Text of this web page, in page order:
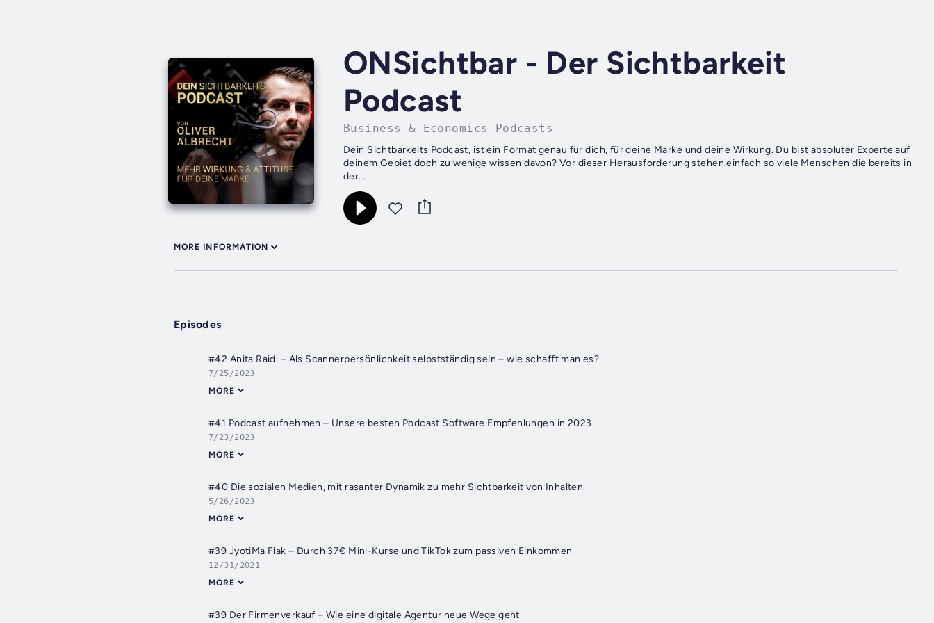
ONSichtbar - Der Sichtbarkeit
Podcast
Business & Economics Podcasts
Dein Sichtbarkeits Podcast, ist ein Format genau für dich, für deine Marke und deine Wirkung. Du bist absoluter Experte auf
deinem Gebiet doch zu wenige wissen davon? Vor dieser Herausforderung stehen einfach so viele Menschen die bereits in
der...
MORE INFORMATION
Episodes
#42 Anita Raidl – Als Scannerpersönlichkeit selbstständig sein – wie schafft man es?
7/25/2023
MORE
#41 Podcast aufnehmen – Unsere besten Podcast Software Empfehlungen in 2023
7/23/2023
MORE
#40 Die sozialen Medien, mit rasanter Dynamik zu mehr Sichtbarkeit von Inhalten.
5/26/2023
MORE
#39 JyotiMa Flak – Durch 37€ Mini-Kurse und TikTok zum passiven Einkommen
12/31/2021
MORE
#39 Der Firmenverkauf – Wie eine digitale Agentur neue Wege geht